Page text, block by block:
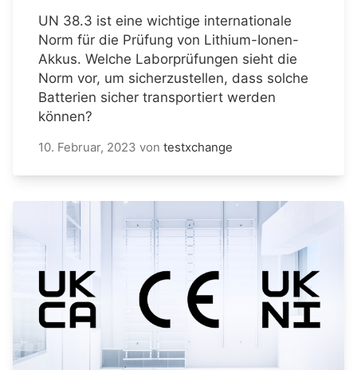
UN 38.3 ist eine wichtige internationale
Norm für die Prüfung von Lithium-Ionen-
Akkus. Welche Laborprüfungen sieht die
Norm vor, um sicherzustellen, dass solche
Batterien sicher transportiert werden
können?
10. Februar, 2023 von testxchange